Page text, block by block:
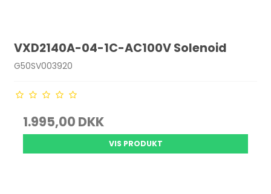
VXD2140A-04-1C-AC100V Solenoid
G50SV003920
1.995,00 DKK
VIS PRODUKT